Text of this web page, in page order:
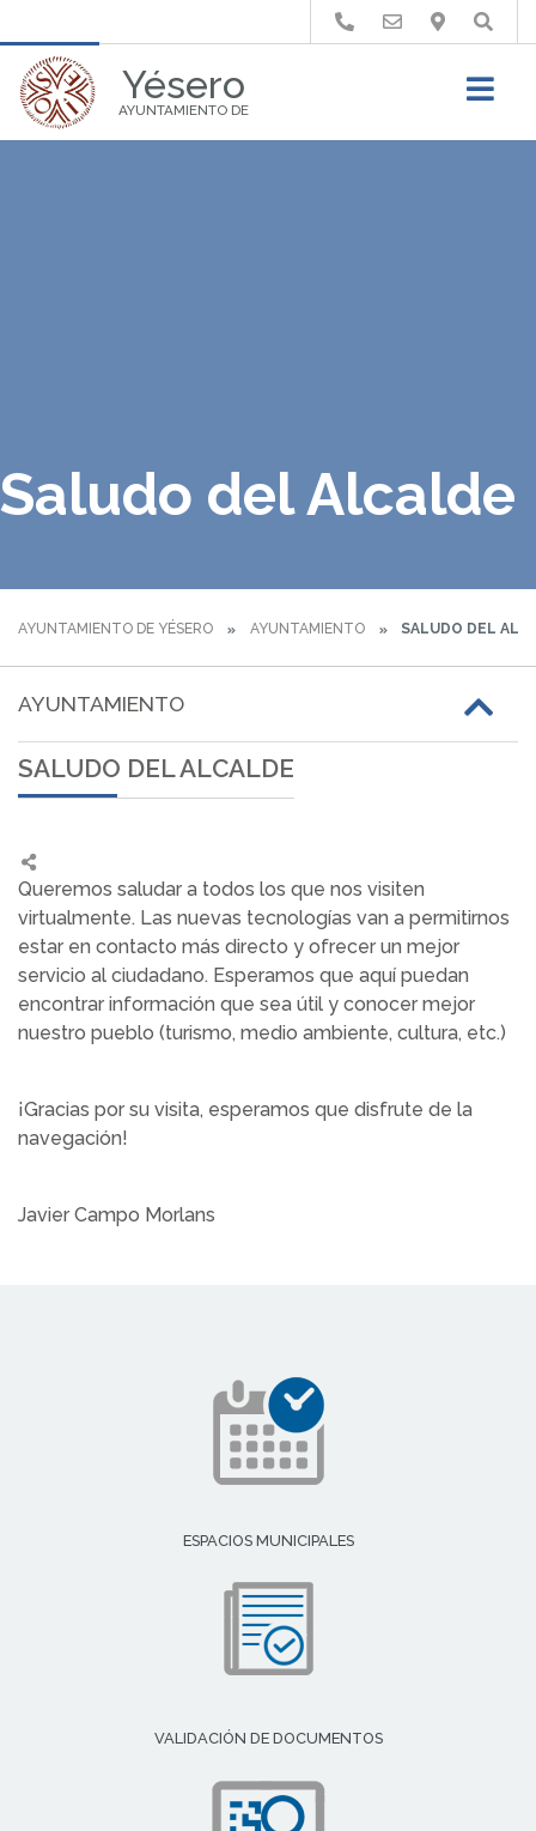
Yésero
AYUNTAMIENTO DE
Buscar
Saludo del Alcalde
AYUNTAMIENTO DE YÉSERO AYUNTAMIENTO SALUDO DEL
AYUNTAMIENTO
SALUDO DEL ALCALDE
Queremos saludar a todos los que nos visiten
virtualmente. Las nuevas tecnologías van a permitirnos
estar en contacto más directo y ofrecer un mejor
servicio al ciudadano. Esperamos que aquí puedan
encontrar información que sea útil y conocer mejor
nuestro pueblo (turismo, medio ambiente, cultura, etc.)
¡Gracias por su visita, esperamos que disfrute de la
navegación!
Javier Campo Morlans
ESPACIOS MUNICIPALES
VALIDACIÓN DE DOCUMENTOS